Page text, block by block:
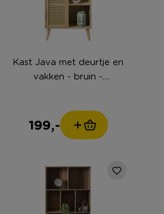
Kast Java met deurtje en
vakken - bruin -
199,-